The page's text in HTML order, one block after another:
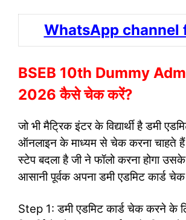
WhatsApp channel
BSEB 10th Dummy
2026 कैसे चेक करें?
जो भी मैट्रिक इंटर के विद्यार्थी है डमी
ऑनलाइन के माध्यम से चेक करना चाहते
स्टेप बदला है जी ने फॉलो करना होगा उसके
आसानी पूर्वक अपना डमी एडमिट कार्ड
Step 1: डमी एडमिट कार्ड चेक करने के